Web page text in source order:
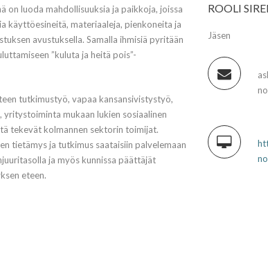
on luoda mahdollisuuksia ja paikkoja, joissa
käyttöesineitä, materiaaleja, pienkoneita ja
avustuksella. Samalla ihmisiä pyritään
”kuluta ja heitä pois”-
tutkimustyö, vapaa kansansivistystyö,
mukaan lukien sosiaalinen
tekevät kolmannen sektorin toimijat.
tietämys ja tutkimus saataisiin palvelemaan
ja myös kunnissa päättäjät
eteen.
ROOLI
Jäsen